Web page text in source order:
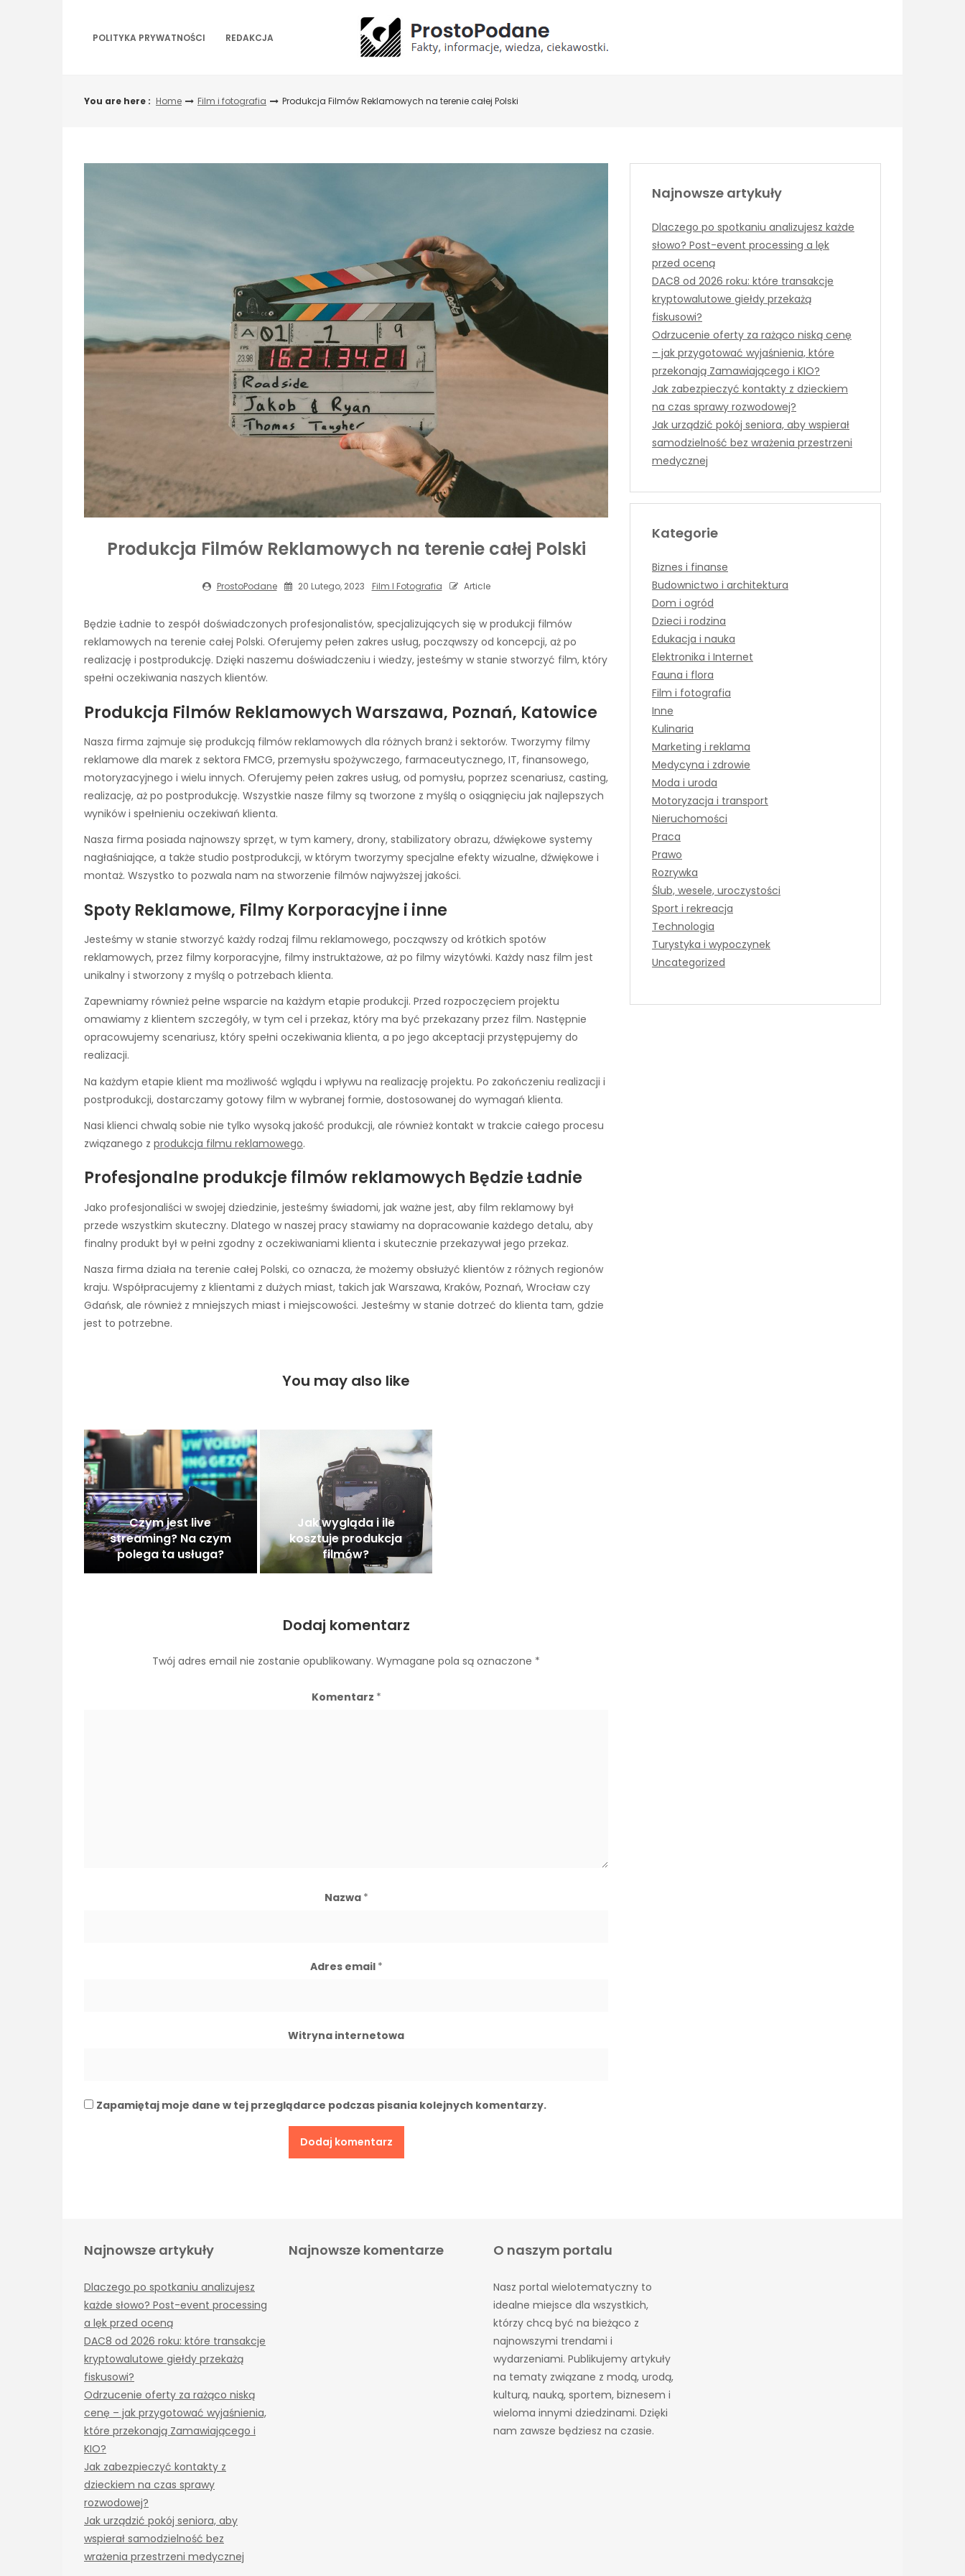
POLITYKA PRYWATNOŚCI REDAKCJA
You are here : Home Film i fotografia Produkcja Filmów Reklamowych na terenie całej Polski
Produkcja Filmów Reklamowych na terenie całej Polski
ProstoPodane 20 Lutego, 2023 Film I Fotografia Article
Będzie Ładnie to zespół doświadczonych profesjonalistów, specjalizujących się w produkcji filmów
reklamowych na terenie całej Polski. Oferujemy pełen zakres usług, począwszy od koncepcji, aż po
realizację i postprodukcję. Dzięki naszemu doświadczeniu i wiedzy, jesteśmy w stanie stworzyć film, który
spełni oczekiwania naszych klientów.
Produkcja Filmów Reklamowych Warszawa, Poznań, Katowice
Nasza firma zajmuje się produkcją filmów reklamowych dla różnych branż i sektorów. Tworzymy filmy
reklamowe dla marek z sektora FMCG, przemysłu spożywczego, farmaceutycznego, IT, finansowego,
motoryzacyjnego i wielu innych. Oferujemy pełen zakres usług, od pomysłu, poprzez scenariusz, casting,
realizację, aż po postprodukcję. Wszystkie nasze filmy są tworzone z myślą o osiągnięciu jak najlepszych
wyników i spełnieniu oczekiwań klienta.
Nasza firma posiada najnowszy sprzęt, w tym kamery, drony, stabilizatory obrazu, dźwiękowe systemy
nagłaśniające, a także studio postprodukcji, w którym tworzymy specjalne efekty wizualne, dźwiękowe i
montaż. Wszystko to pozwala nam na stworzenie filmów najwyższej jakości.
Spoty Reklamowe, Filmy Korporacyjne i inne
Jesteśmy w stanie stworzyć każdy rodzaj filmu reklamowego, począwszy od krótkich spotów
reklamowych, przez filmy korporacyjne, filmy instruktażowe, aż po filmy wizytówki. Każdy nasz film jest
unikalny i stworzony z myślą o potrzebach klienta.
Zapewniamy również pełne wsparcie na każdym etapie produkcji. Przed rozpoczęciem projektu
omawiamy z klientem szczegóły, w tym cel i przekaz, który ma być przekazany przez film. Następnie
opracowujemy scenariusz, który spełni oczekiwania klienta, a po jego akceptacji przystępujemy do
realizacji.
Na każdym etapie klient ma możliwość wglądu i wpływu na realizację projektu. Po zakończeniu realizacji i
postprodukcji, dostarczamy gotowy film w wybranej formie, dostosowanej do wymagań klienta.
Nasi klienci chwalą sobie nie tylko wysoką jakość produkcji, ale również kontakt w trakcie całego procesu
związanego z produkcja filmu reklamowego.
Profesjonalne produkcje filmów reklamowych Będzie Ładnie
Jako profesjonaliści w swojej dziedzinie, jesteśmy świadomi, jak ważne jest, aby film reklamowy był
przede wszystkim skuteczny. Dlatego w naszej pracy stawiamy na dopracowanie każdego detalu, aby
finalny produkt był w pełni zgodny z oczekiwaniami klienta i skutecznie przekazywał jego przekaz.
Nasza firma działa na terenie całej Polski, co oznacza, że możemy obsłużyć klientów z różnych regionów
kraju. Współpracujemy z klientami z dużych miast, takich jak Warszawa, Kraków, Poznań, Wrocław czy
Gdańsk, ale również z mniejszych miast i miejscowości. Jesteśmy w stanie dotrzeć do klienta tam, gdzie
jest to potrzebne.
You may also like
Czym jest live
streaming? Na czym
polega ta usługa?
Jak wygląda i ile
kosztuje produkcja
filmów?
Dodaj komentarz
Twój adres email nie zostanie opublikowany. Wymagane pola są oznaczone *
Komentarz *
Nazwa *
Adres email *
Witryna internetowa
Zapamiętaj moje dane w tej przeglądarce podczas pisania kolejnych komentarzy.
Najnowsze artykuły
Dlaczego po spotkaniu analizujesz każde
słowo? Post-event processing a lęk
przed oceną
DAC8 od 2026 roku: które transakcje
kryptowalutowe giełdy przekażą
fiskusowi?
Odrzucenie oferty za rażąco niską cenę
– jak przygotować wyjaśnienia, które
przekonają Zamawiającego i KIO?
Jak zabezpieczyć kontakty z dzieckiem
na czas sprawy rozwodowej?
Jak urządzić pokój seniora, aby wspierał
samodzielność bez wrażenia przestrzeni
medycznej
Kategorie
Biznes i finanse
Budownictwo i architektura
Dom i ogród
Dzieci i rodzina
Edukacja i nauka
Elektronika i Internet
Fauna i flora
Film i fotografia
Inne
Kulinaria
Marketing i reklama
Medycyna i zdrowie
Moda i uroda
Motoryzacja i transport
Nieruchomości
Praca
Prawo
Rozrywka
Ślub, wesele, uroczystości
Sport i rekreacja
Technologia
Turystyka i wypoczynek
Uncategorized
Najnowsze artykuły
Dlaczego po spotkaniu analizujesz
każde słowo? Post-event processing
a lęk przed oceną
DAC8 od 2026 roku: które transakcje
kryptowalutowe giełdy przekażą
fiskusowi?
Odrzucenie oferty za rażąco niską
cenę – jak przygotować wyjaśnienia,
które przekonają Zamawiającego i
KIO?
Jak zabezpieczyć kontakty z
dzieckiem na czas sprawy
rozwodowej?
Jak urządzić pokój seniora, aby
wspierał samodzielność bez
wrażenia przestrzeni medycznej
Najnowsze komentarze O naszym portalu
Nasz portal wielotematyczny to
idealne miejsce dla wszystkich,
którzy chcą być na bieżąco z
najnowszymi trendami i
wydarzeniami. Publikujemy artykuły
na tematy związane z modą, urodą,
kulturą, nauką, sportem, biznesem i
wieloma innymi dziedzinami. Dzięki
nam zawsze będziesz na czasie.